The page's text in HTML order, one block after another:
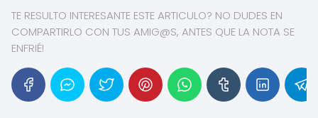
TE RESULTO INTERESANTE ESTE ARTICULO? NO DUDES EN
COMPARTIRLO CON TUS AMIG@S, ANTES QUE LA NOTA SE
ENFRIÉ!